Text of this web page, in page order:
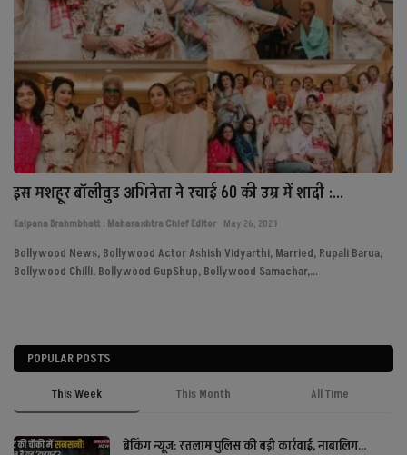
इस मशहूर बॉलीवुड अभिनेता ने रचाई 60 की उम्र में शादी :...
Kalpana Brahmbhatt : Maharashtra Chief Editor May 26, 2023
Bollywood News, Bollywood Actor Ashish Vidyarthi, Married, Rupali Barua,
Bollywood Chilli, Bollywood GupShup, Bollywood Samachar,...
POPULAR POSTS
This Week This Month All Time
ब्रेकिंग न्यूज़: रतलाम पुलिस की बड़ी कार्रवाई, नाबालिग...